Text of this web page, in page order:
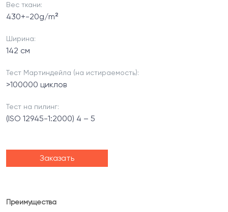
Вес ткани:
430+-20g/m²
Ширина:
142 см
Тест Мартиндейла (на истираемость):
>100000 циклов
Тест на пилинг:
(ISO 12945-1:2000) 4 – 5
Заказать
Преимущества